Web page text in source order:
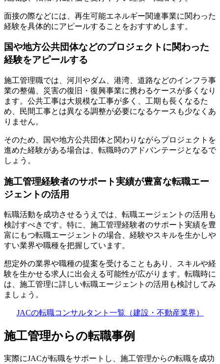
面接の際などには、再生可能エネルギー関連事業に関わった
経験を具体的にアピールすることをおすすめします。
国や地方公共団体などのプロジェクトに関わった
経験をアピールする
施工管理職では、河川やダム、港湾、道路などのインフラ事
業の整備、災害の復旧・復興事業に携わるケースが多くなり
ます。公共工事は大規模な工事が多く、工期も長くなるた
め、民間工事とは異なる調整が必要になるケースも少なくあ
りません。
そのため、国や地方公共団体と関わりながらプロジェクトを
進めた経験がある場合は、転職時のアドバンテージとなるで
しょう。
施工管理経験者のサポート実績が豊富な転職エー
ジェントの活用
転職活動を成功させるうえでは、転職エージェントの活用も
検討すべきです。特に、施工管理経験者のサポート実績を豊
富にもつ転職エージェントの場合、経験やスキルを生かしや
すい業界や職種を把握しています。
想定外の業界や職種の提案を受けることもあり、スキルや経
験を生かせる求人に出会える可能性が広がります。転職時に
は、施工管理に詳しい転職エージェントの活用も検討してみ
ましょう。
JACの転職コンサルタント一覧（建設・不動産業界）
施工管理からの転職事例
実際にJACが転職をサポートし、施工管理からの転職を成功